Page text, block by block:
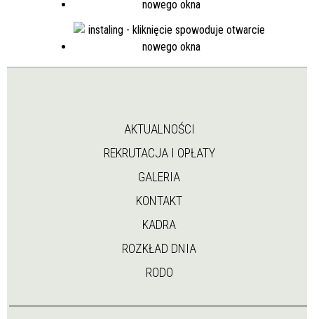
AKTUALNOŚCI
REKRUTACJA I OPŁATY
GALERIA
KONTAKT
KADRA
ROZKŁAD DNIA
RODO